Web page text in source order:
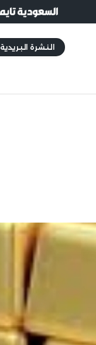
النشرة البريدية